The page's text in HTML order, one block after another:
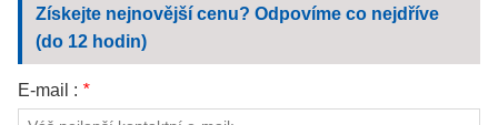
Získejte nejnovější cenu? Odpovíme co nejdříve
(do 12 hodin)
E-mail : *